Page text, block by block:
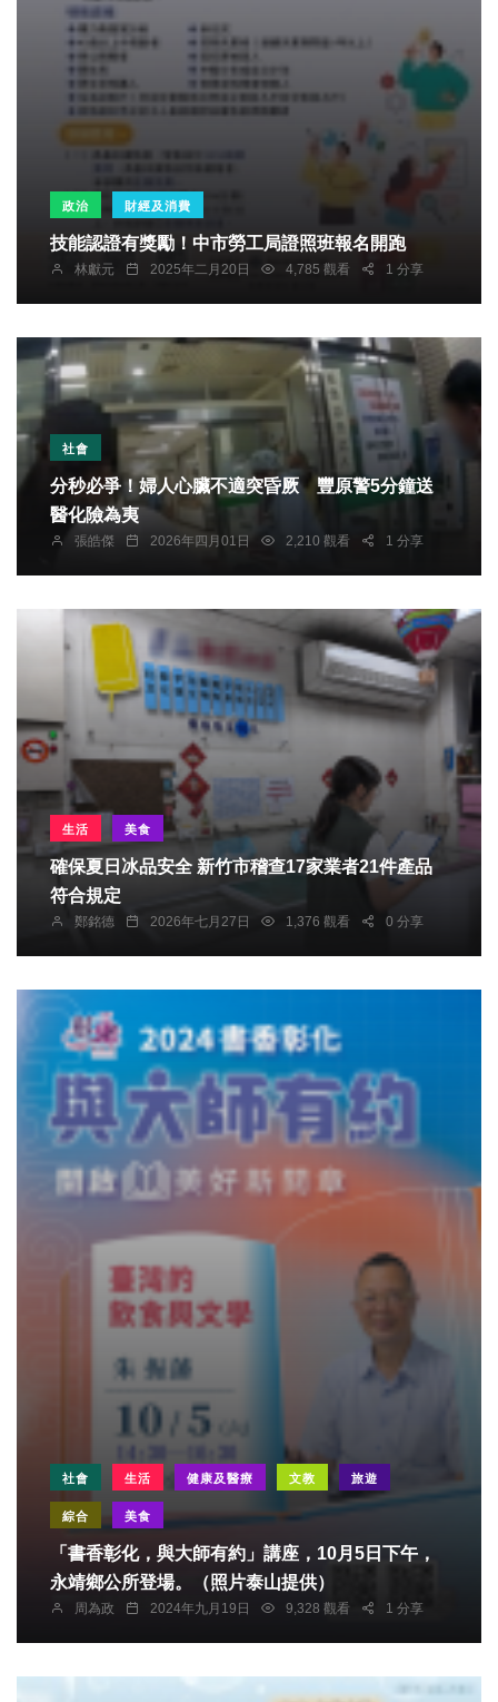
政治 財經及消費
技能認證有獎勵！中市勞工局證照班報名開跑
林獻元 2025年二月20日 4,785 觀看 1 分享
社會
分秒必爭！婦人心臟不適突昏厥 豐原警5分鐘送
醫化險為夷
張皓傑 2026年四月01日 2,210 觀看 1 分享
生活 美食
確保夏日冰品安全 新竹市稽查17家業者21件產品
符合規定
鄭銘德 2026年七月27日 1,376 觀看 0 分享
社會 生活 健康及醫療 文教 旅遊
綜合 美食
「書香彰化，與大師有約」講座，10月5日下午，
永靖鄉公所登場。（照片泰山提供）
周為政 2024年九月19日 9,328 觀看 1 分享